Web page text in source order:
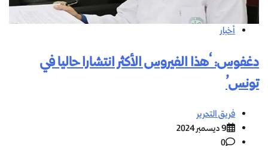
أخبار
دغفوس: ‘هذا الفيروس الأكثر انتشارا حاليا في
تونس’
فريق التحرير
9 ديسمبر 2024
0